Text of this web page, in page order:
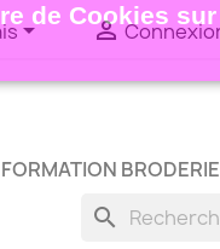
de Cookies
 
FORMATION
search